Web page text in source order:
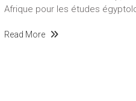
Afrique pour les études
Read More